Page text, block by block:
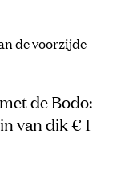
de Bodo:
van dik € 1